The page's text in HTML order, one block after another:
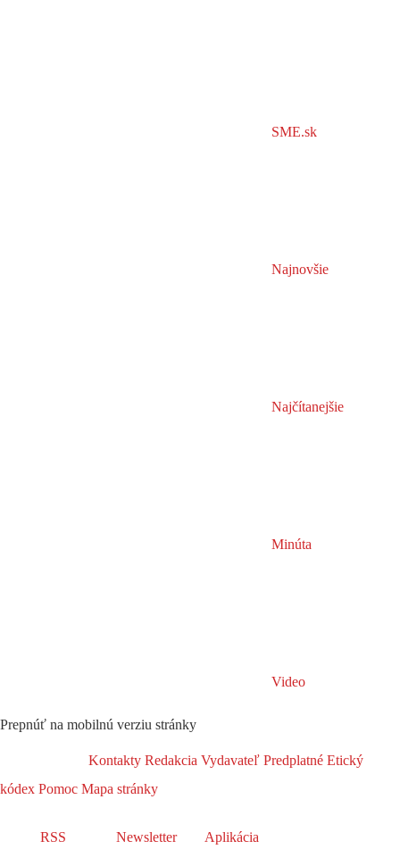
SME.sk
Najnovšie
Najčítanejšie
Minúta
Video
Prepnúť na mobilnú verziu stránky
Kontakty Redakcia Vydavateľ Predplatné Etický
kódex Pomoc Mapa stránky
RSS Newsletter Aplikácia